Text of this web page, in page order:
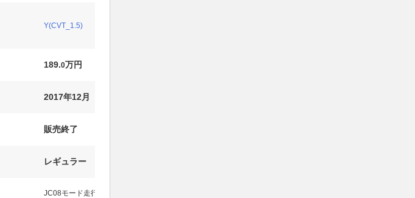
Y(CVT_1.5)
189.0万円
2017年12月
販売終了
レギュラー
JC08モード走行